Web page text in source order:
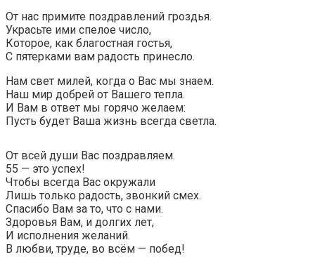
От нас примите поздравлений гроздья.
Украсьте ими спелое число,
Которое, как благостная гостья,
С пятерками вам радость принесло.
Нам свет милей, когда о Вас мы знаем.
Наш мир добрей от Вашего тепла.
И Вам в ответ мы горячо желаем:
Пусть будет Ваша жизнь всегда светла.
От всей души Вас поздравляем.
55 — это успех!
Чтобы всегда Вас окружали
Лишь только радость, звонкий смех.
Спасибо Вам за то, что с нами.
Здоровья Вам, и долгих лет,
И исполнения желаний.
В любви, труде, во всём — побед!